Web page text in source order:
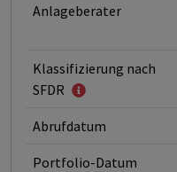
Anlageberater
Klassifizierung nach
SFDR
Abrufdatum
Portfolio-Datum